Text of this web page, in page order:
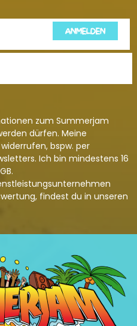
ANMELDEN
zum Summerjam
dürfen. Meine
bspw. per
Ich bin mindestens 16
.
findest du in unseren